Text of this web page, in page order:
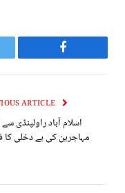
Facebook
اسلام آباد راولپنڈی
مہاجرین کی بے دخلی کا